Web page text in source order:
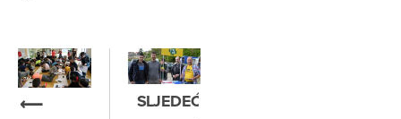
⟵
SLJEDEĆE